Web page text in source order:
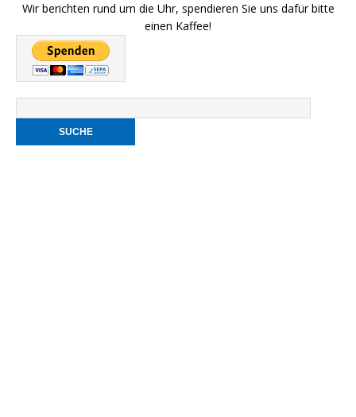
Wir berichten rund um die Uhr, spendieren Sie uns dafür bitte
einen Kaffee!